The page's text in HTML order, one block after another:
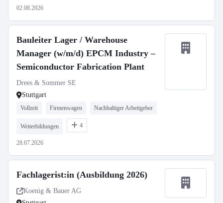
02.08.2026
Bauleiter Lager / Warehouse
Manager (w/m/d) EPCM Industry –
Semiconductor Fabrication Plant
Drees & Sommer SE
Stuttgart
Vollzeit Firmenwagen Nachhaltiger Arbeitgeber
Weiterbildungen 4
28.07.2026
Fachlagerist:in (Ausbildung 2026)
Koenig & Bauer AG